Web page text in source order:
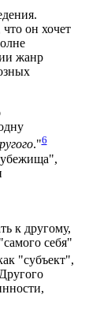
он хочет
жанр
."6
убежища",
к другому,
себя"
"субъект",